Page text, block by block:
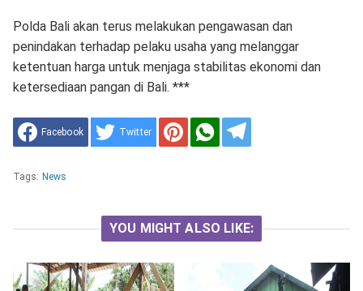
Polda Bali akan terus melakukan pengawasan dan
penindakan terhadap pelaku usaha yang melanggar
ketentuan harga untuk menjaga stabilitas ekonomi dan
ketersediaan pangan di Bali. ***
Facebook Twitter
Tags: News
YOU MIGHT ALSO LIKE: